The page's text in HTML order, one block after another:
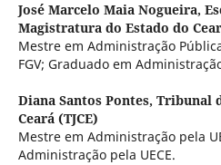
José Marcelo Maia Nogueira,
Magistratura do Estado do
Mestre em Administração
FGV; Graduado em
Diana Santos Pontes, Tribunal
Ceará (TJCE)
Mestre em Administração pela
Administração pela UECE.